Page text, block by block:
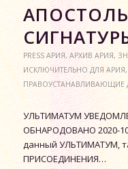
PRESS АРИЯ,АРХИВ АРИЯ,
ИСКЛЮЧИТЕЛЬНО ДЛЯ АРИЯ
ПРАВОУСТАНАВЛИВАЮЩИЕ
УЛЬТИМАТУМ
ОБНАРОДОВАНО 2020-
данный УЛЬТИМАТУМ,
ПРИСОЕДИНЕНИЯ…